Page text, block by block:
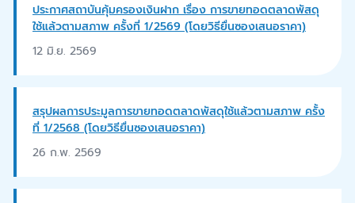
ประกาศสถาบันคุ้มครองเงินฝาก เรื่อง การขายทอดตลาดพัสดุ
ใช้แล้วตามสภาพ ครั้งที่ 1/2569 (โดยวิธียื่นซองเสนอราคา)
12 มิ.ย. 2569
สรุปผลการประมูลการขายทอดตลาดพัสดุใช้แล้วตามสภาพ ครั้ง
ที่ 1/2568 (โดยวิธียื่นซองเสนอราคา)
26 ก.พ. 2569